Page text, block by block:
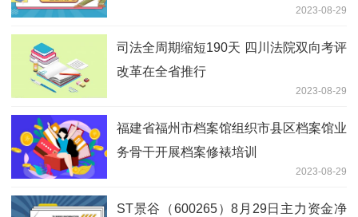
2023-08-29
司法全周期缩短190天 四川法院双向考评
改革在全省推行
2023-08-29
福建省福州市档案馆组织市县区档案馆业
务骨干开展档案修裱培训
2023-08-29
ST景谷（600265）8月29日主力资金净